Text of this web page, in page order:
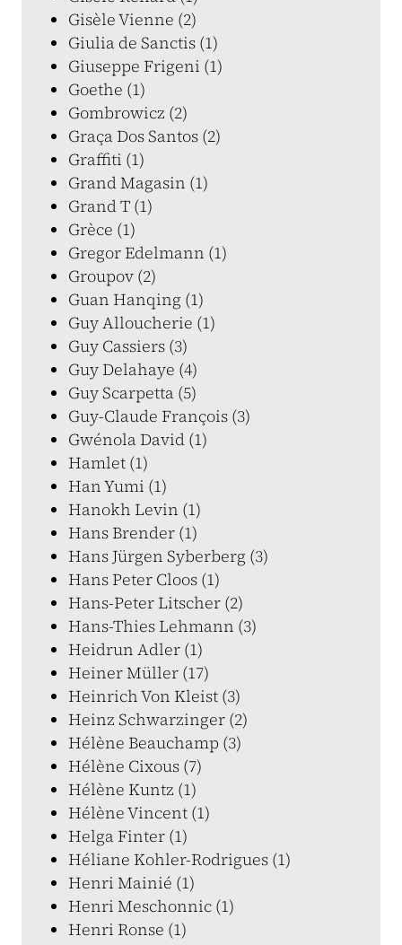
Gisèle Vienne (2)
Giulia de Sanctis (1)
Giuseppe Frigeni (1)
Goethe (1)
Gombrowicz (2)
Graça Dos Santos (2)
Graffiti (1)
Grand Magasin (1)
Grand T (1)
Grèce (1)
Gregor Edelmann (1)
Groupov (2)
Guan Hanqing (1)
Guy Alloucherie (1)
Guy Cassiers (3)
Guy Delahaye (4)
Guy Scarpetta (5)
Guy-Claude François (3)
Gwénola David (1)
Hamlet (1)
Han Yumi (1)
Hanokh Levin (1)
Hans Brender (1)
Hans Jürgen Syberberg (3)
Hans Peter Cloos (1)
Hans-Peter Litscher (2)
Hans-Thies Lehmann (3)
Heidrun Adler (1)
Heiner Müller (17)
Heinrich Von Kleist (3)
Heinz Schwarzinger (2)
Hélène Beauchamp (3)
Hélène Cixous (7)
Hélène Kuntz (1)
Hélène Vincent (1)
Helga Finter (1)
Héliane Kohler-Rodrigues (1)
Henri Mainié (1)
Henri Meschonnic (1)
Henri Ronse (1)